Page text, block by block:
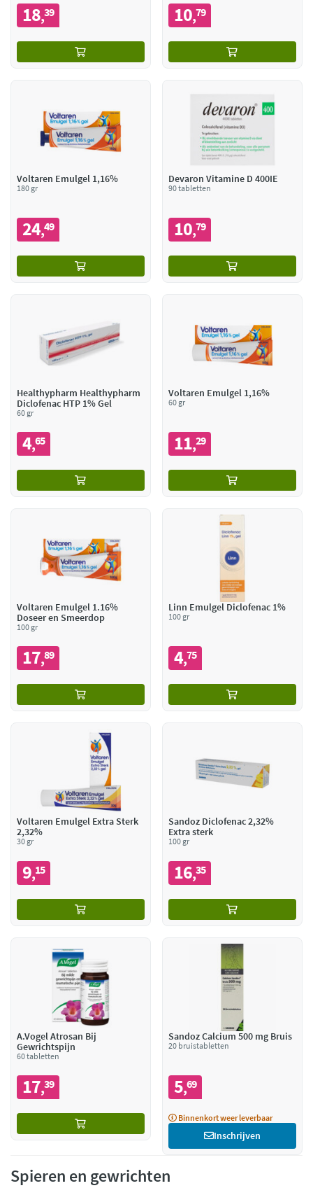
18,39 10,79
Voltaren Emulgel 1,16%
180 gr
24,49
Devaron Vitamine D 400IE
90 tabletten
10,79
Healthypharm Healthypharm
Diclofenac HTP 1% Gel
60 gr
4,65
Voltaren Emulgel 1,16%
60 gr
11,29
Voltaren Emulgel 1.16%
Doseer en Smeerdop
100 gr
17,89
Linn Emulgel Diclofenac 1%
100 gr
4,75
Voltaren Emulgel Extra Sterk
2,32%
30 gr
9,15
Sandoz Diclofenac 2,32%
Extra sterk
100 gr
16,35
A.Vogel Atrosan Bij
Gewrichtspijn
60 tabletten
17,39
Sandoz Calcium 500 mg Bruis
20 bruistabletten
5,69
Binnenkort weer leverbaar
Inschrijven
Spieren en gewrichten